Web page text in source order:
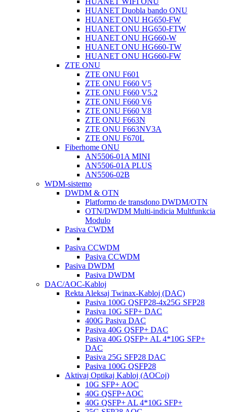
HUANET Duobla bando ONU
HUANET ONU HG650-FW
HUANET ONU HG650-FTW
HUANET ONU HG660-W
HUANET ONU HG660-TW
HUANET ONU HG660-FW
ZTE ONU
ZTE ONU F601
ZTE ONU F660 V5
ZTE ONU F660 V5.2
ZTE ONU F660 V6
ZTE ONU F660 V8
ZTE ONU F663N
ZTE ONU F663NV3A
ZTE ONU F670L
Fiberhome ONU
AN5506-01A MINI
AN5506-01A PLUS
AN5506-02B
WDM-sistemo
DWDM & OTN
Platformo de transdono DWDM/OTN
OTN/DWDM Multi-indicia Multfunkcia
Modulo
Pasiva CWDM
Pasiva CCWDM
Pasiva CCWDM
Pasiva DWDM
Pasiva DWDM
DAC/AOC-Kabloj
Rekta Aleksaj Twinax-Kabloj (DAC)
Pasiva 100G QSFP28-4x25G SFP28
Pasiva 10G SFP+ DAC
400G Pasiva DAC
Pasiva 40G QSFP+ DAC
Pasiva 40G QSFP+ AL 4*10G SFP+
DAC
Pasiva 25G SFP28 DAC
Pasiva 100G QSFP28
Aktivaj Optikaj Kabloj (AOCoj)
10G SFP+ AOC
40G QSFP+AOC
40G QSFP+ AL 4*10G SFP+